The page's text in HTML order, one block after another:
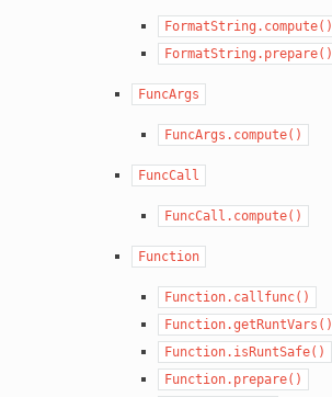
FormatString.compute()
FormatString.prepare()
FuncArgs
FuncArgs.compute()
FuncCall
FuncCall.compute()
Function
Function.callfunc()
Function.getRuntVars()
Function.isRuntSafe()
Function.prepare()